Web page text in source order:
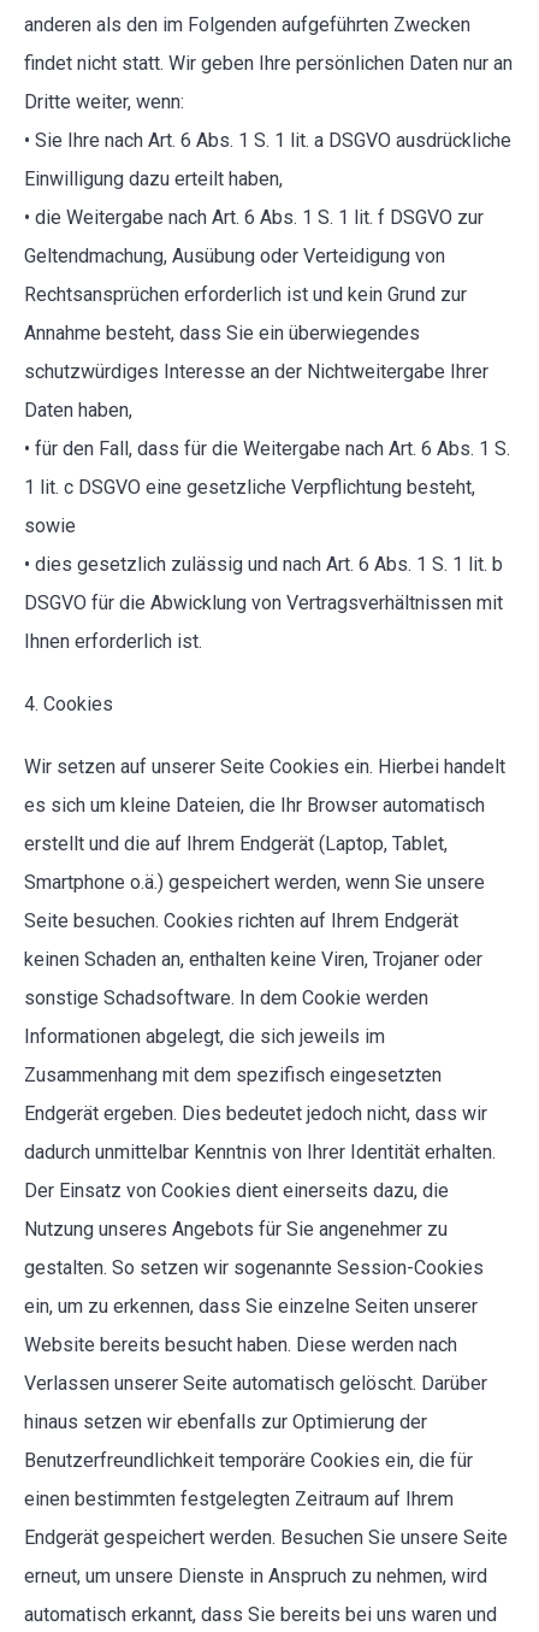
anderen als den im Folgenden aufgeführten Zwecken
findet nicht statt. Wir geben Ihre persönlichen Daten nur an
Dritte weiter, wenn:
• Sie Ihre nach Art. 6 Abs. 1 S. 1 lit. a DSGVO ausdrückliche
Einwilligung dazu erteilt haben,
• die Weitergabe nach Art. 6 Abs. 1 S. 1 lit. f DSGVO zur
Geltendmachung, Ausübung oder Verteidigung von
Rechtsansprüchen erforderlich ist und kein Grund zur
Annahme besteht, dass Sie ein überwiegendes
schutzwürdiges Interesse an der Nichtweitergabe Ihrer
Daten haben,
• für den Fall, dass für die Weitergabe nach Art. 6 Abs. 1 S.
1 lit. c DSGVO eine gesetzliche Verpflichtung besteht,
sowie
• dies gesetzlich zulässig und nach Art. 6 Abs. 1 S. 1 lit. b
DSGVO für die Abwicklung von Vertragsverhältnissen mit
Ihnen erforderlich ist.
4. Cookies
Wir setzen auf unserer Seite Cookies ein. Hierbei handelt
es sich um kleine Dateien, die Ihr Browser automatisch
erstellt und die auf Ihrem Endgerät (Laptop, Tablet,
Smartphone o.ä.) gespeichert werden, wenn Sie unsere
Seite besuchen. Cookies richten auf Ihrem Endgerät
keinen Schaden an, enthalten keine Viren, Trojaner oder
sonstige Schadsoftware. In dem Cookie werden
Informationen abgelegt, die sich jeweils im
Zusammenhang mit dem spezifisch eingesetzten
Endgerät ergeben. Dies bedeutet jedoch nicht, dass wir
dadurch unmittelbar Kenntnis von Ihrer Identität erhalten.
Der Einsatz von Cookies dient einerseits dazu, die
Nutzung unseres Angebots für Sie angenehmer zu
gestalten. So setzen wir sogenannte Session-Cookies
ein, um zu erkennen, dass Sie einzelne Seiten unserer
Website bereits besucht haben. Diese werden nach
Verlassen unserer Seite automatisch gelöscht. Darüber
hinaus setzen wir ebenfalls zur Optimierung der
Benutzerfreundlichkeit temporäre Cookies ein, die für
einen bestimmten festgelegten Zeitraum auf Ihrem
Endgerät gespeichert werden. Besuchen Sie unsere Seite
erneut, um unsere Dienste in Anspruch zu nehmen, wird
automatisch erkannt, dass Sie bereits bei uns waren und